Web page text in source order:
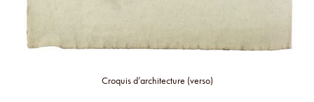
Croquis d’architecture (verso)